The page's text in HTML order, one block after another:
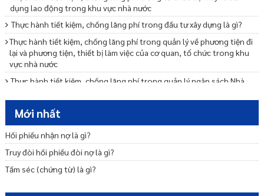
dụng lao động trong khu vực nhà nước
Thực hành tiết kiệm, chống lãng phí trong đầu tư xây dựng là gì?
Thực hành tiết kiệm, chống lãng phí trong quản lý về phương tiện đi
lại và phương tiện, thiết bị làm việc của cơ quan, tổ chức trong khu
vực nhà nước
Thực hành tiết kiệm, chống lãng phí trong quản lý ngân sách Nhà
Thực hành tiết kiệm, chống lãng phí trong việc ban hành, thực hiện
định mức, tiêu chuẩn, chế độ như thế nào?
Xử lý thông tin phát hiện lãng phí như thế nào?
Tại sao phải công khai về thực hành tiết kiệm, chống lãng phí?
Biện pháp tạm thời trong phòng, chống rửa tiền là gì?
Mới nhất
Hối phiếu nhận nợ là gì?
Truy đòi hối phiếu đòi nợ là gì?
Tấm séc (chứng từ) là gì?